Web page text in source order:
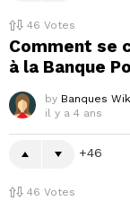
46 Votes
Comment se
à la Banque
by Banques
il y a 4 ans
46
46 Votes